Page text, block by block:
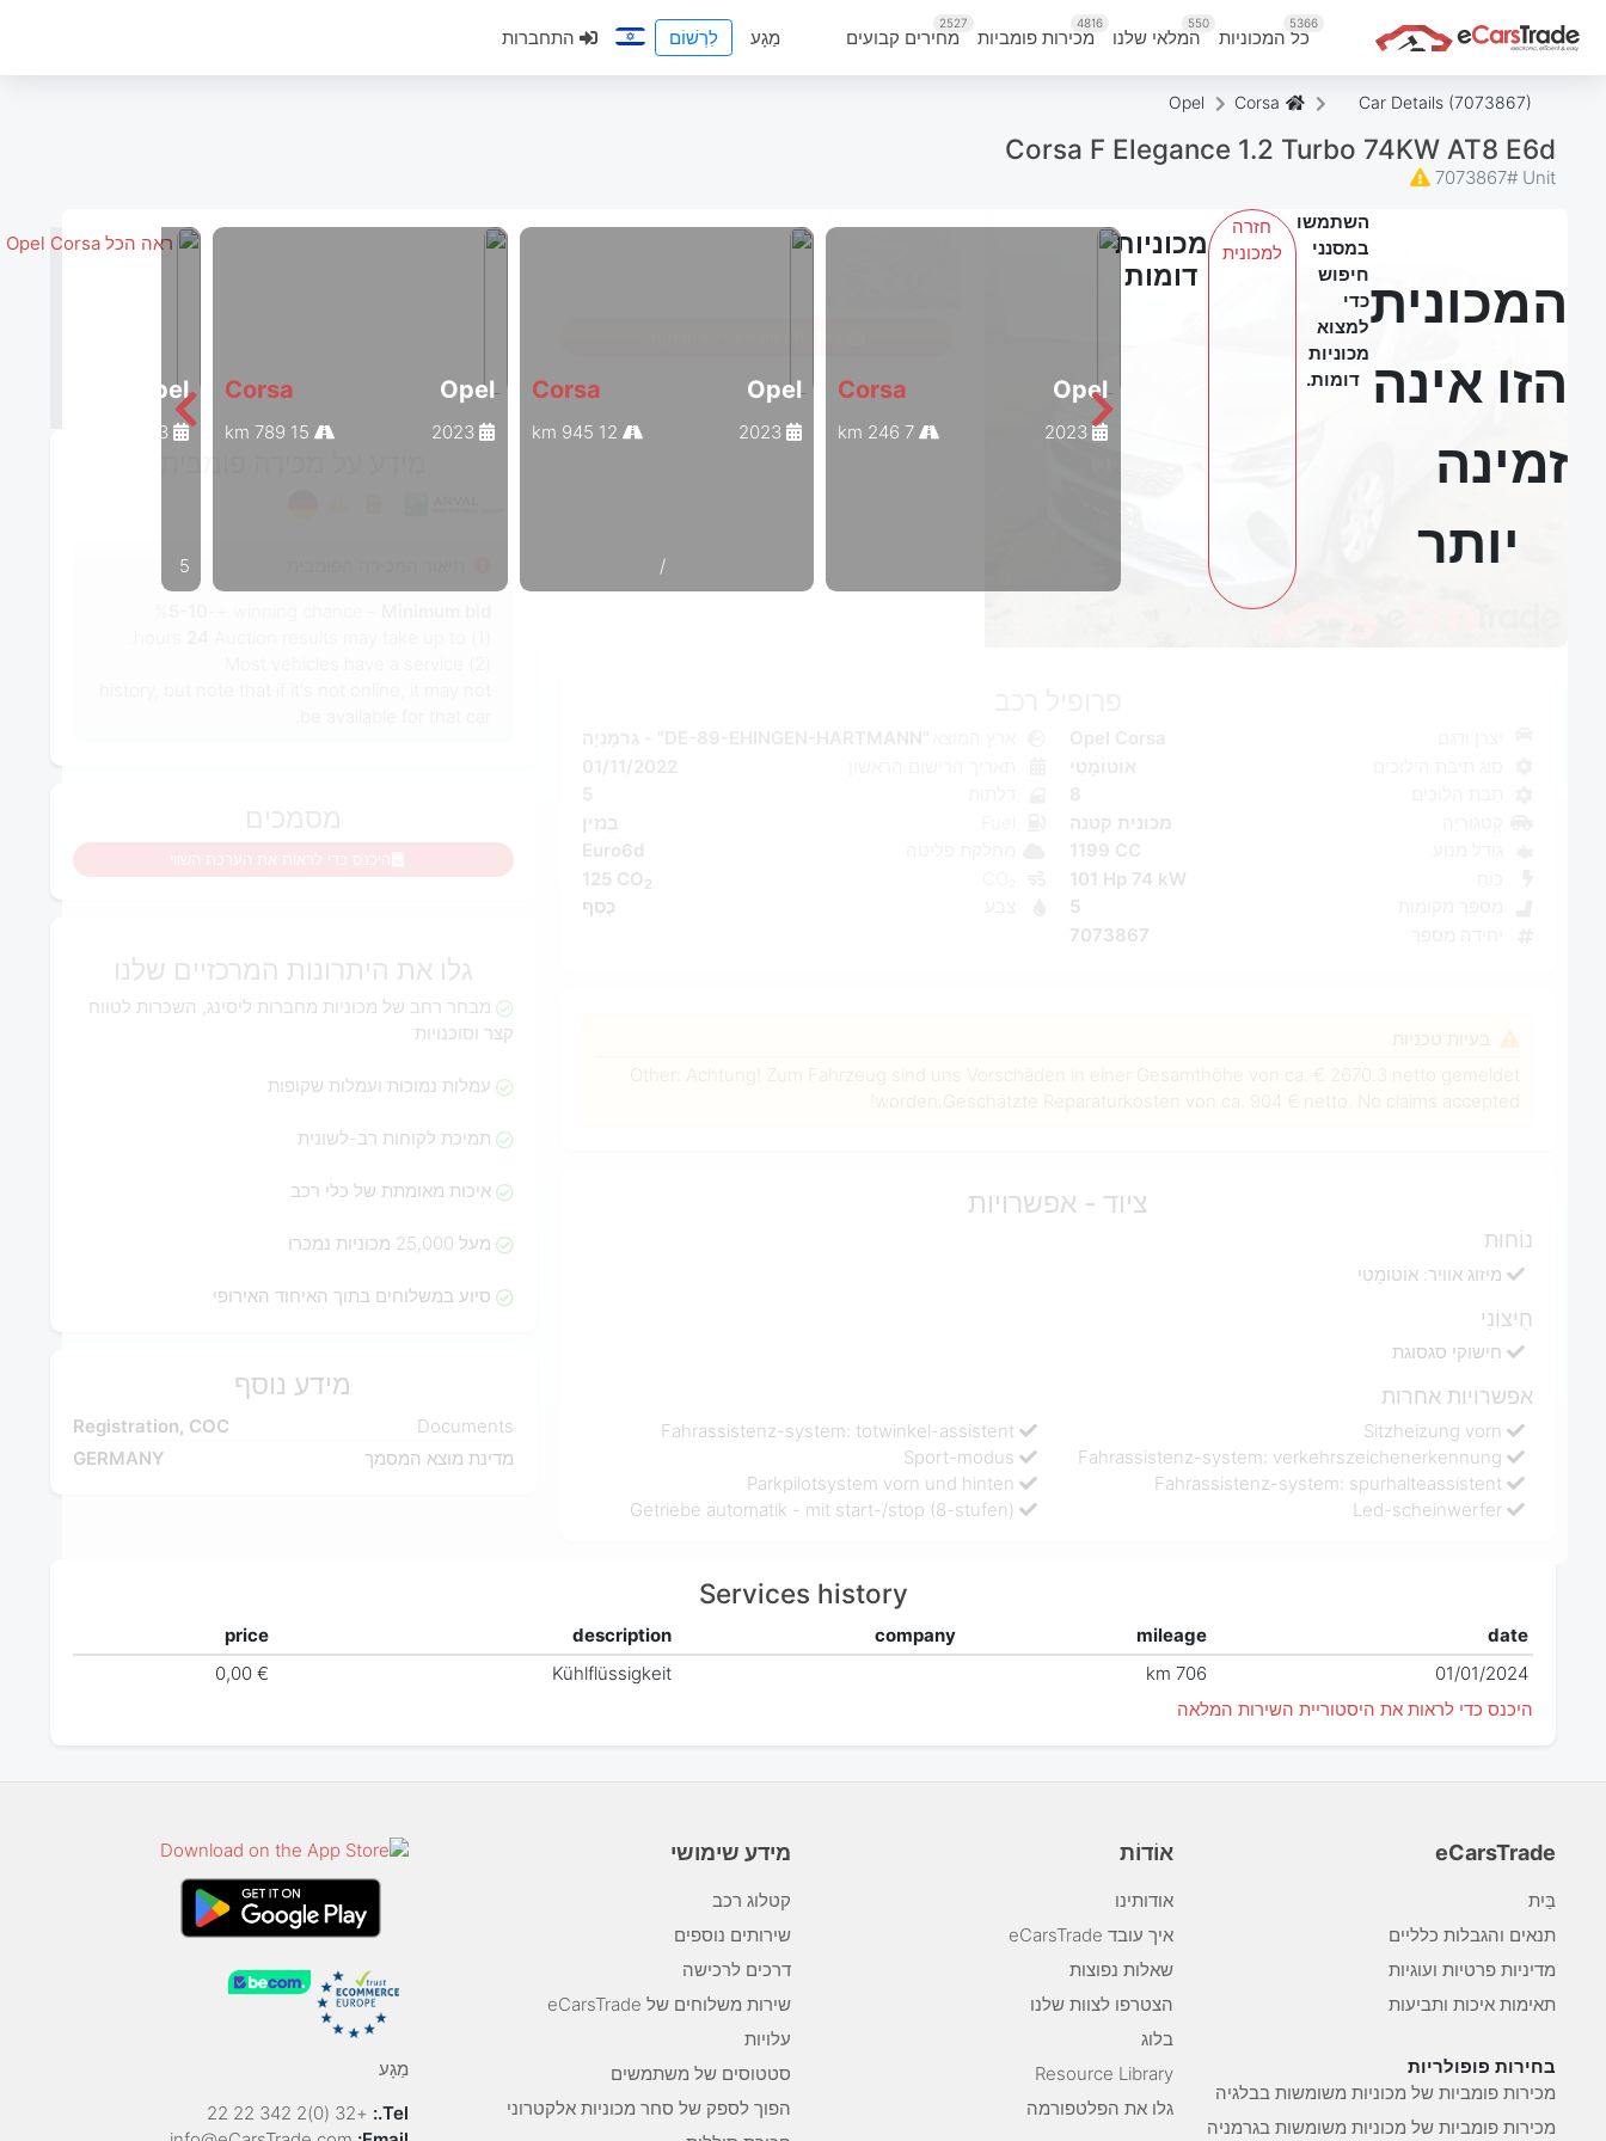
כל המכוניות
5366
המלאי שלנו
550
מכירות פומביות
4816
מחירים קבועים
2527
מַגָע לִרְשׁוֹם התחברות
Opel Corsa Car Details (7073867)
Corsa F Elegance 1.2 Turbo 74KW AT8 E6d
Unit #
7073867
המכונית
הזו אינה
זמינה
יותר
השתמשו
במסנני
חיפוש
כדי
למצוא
מכוניות
דומות.
חזרה
למכונית
מכוניות
דומות
Opel
Corsa
Opel
Corsa
Opel
Corsa
Opel
/
5
ראה הכל Opel Corsa
היכנס כדי לראות את הערכת השווי
גלו את היתרונות המרכזיים שלנו
מבחר רחב של מכוניות מחברות ליסינג, השכרות לטווח
קצר וסוכנויות
עמלות נמוכות ועמלות שקופות
תמיכת לקוחות רב-לשונית
איכות מאומתת של כלי רכב
מעל 25,000 מכוניות נמכרו
סיוע במשלוחים בתוך האיחוד האירופי
מידע נוסף
Documents
Registration, COC
מדינת מוצא המסמך
GERMANY
8
מכונית קטנה
1199 CC
101 Hp 74 kW
5
7073867
5
בֶּנזִין
Euro6d
125 CO 2
כֶּסֶף
בעיות טכניות
Other: Achtung! Zum Fahrzeug sind uns Vorschäden in einer Gesamthöhe von ca. € 2670.3 netto gemeldet
worden.Geschätzte Reparaturkosten von ca. 904 € netto. No claims accepted!
ציוד - אפשרויות
נוֹחוּת
מיזוג אוויר: אוֹטוֹמָטִי
חִיצוֹנִי
חישוקי סגסוגת
אפשרויות אחרות
Sitzheizung vorn
Fahrassistenz-system: verkehrszeichenerkennung
Fahrassistenz-system: totwinkel-assistent
Sport-modus
Fahrassistenz-system: spurhalteassistent
Led-scheinwerfer
Parkpilotsystem vorn und hinten
Getriebe automatik - mit start-/stop (8-stufen)
Services history
date
mileage
company
description
price
01/01/2024
706 km
Kühlflüssigkeit
€ 0,00
היכנס כדי לראות את היסטוריית השירות המלאה
eCarsTrade
בַּיִת
תנאים והגבלות כלליים
מדיניות פרטיות ועוגיות
תאימות איכות ותביעות
בחירות פופולריות
מכירות פומביות של מכוניות משומשות בבלגיה
מכירות פומביות של מכוניות משומשות בגרמניה
אוֹדוֹת
אודותינו
איך עובד eCarsTrade
שאלות נפוצות
הצטרפו לצוות שלנו
בלוג
Resource Library
גלו את הפלטפורמה
מידע שימושי
קטלוג רכב
שירותים נוספים
דרכים לרכישה
שירות משלוחים של eCarsTrade
עלויות
סטטוסים של משתמשים
הפוך לספק של סחר מכוניות אלקטרוני
מַגָע
Tel.:
+32 (0)2 342 22 22